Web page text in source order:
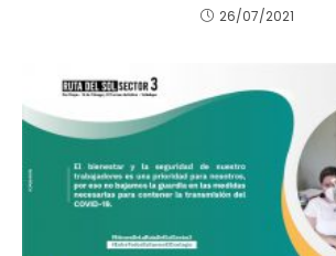
26/07/2021